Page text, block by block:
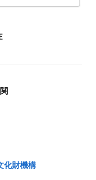
化財機構